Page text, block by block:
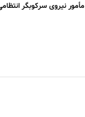
هلاکت ۳ مأمور نیروی سرکوبگر